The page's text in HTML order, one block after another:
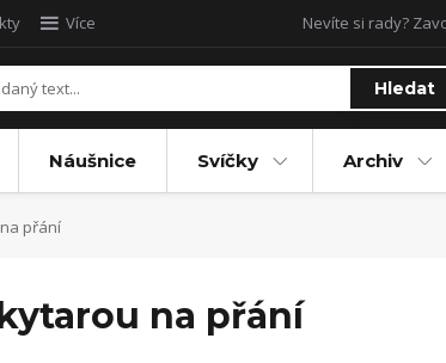
Více
Hledat
Nevíte si rady?
Náušnice Svíčky Archiv
přání
na přání